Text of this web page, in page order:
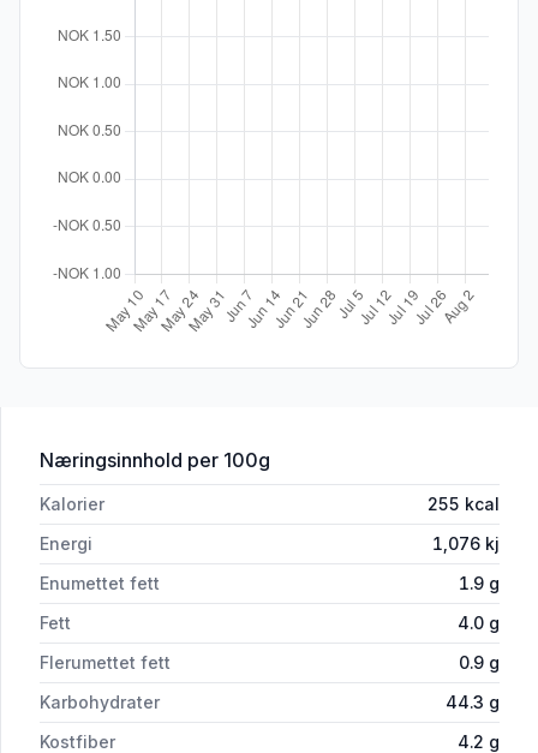
Næringsinnhold for 'Brimi Brød Kaku 750g
per 100g
Kalorier 255 kcal
Energi
1,076 kj
Enumettet fett
1.9 g
Fett
4.0 g
Flerumettet fett
0.9 g
Karbohydrater
44.3 g
Kostfiber
4.2 g